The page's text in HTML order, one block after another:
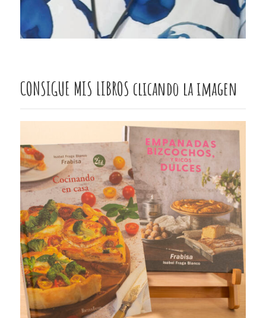
CONSIGUE MIS LIBROS clicando la imagen